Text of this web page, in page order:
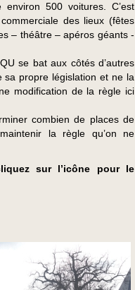
500 voitures. C’est
des lieux (fêtes
– théâtre – apéros géants -
se bat aux côtés d’autres
sa propre législation et ne la
modification de la règle ici
combien de places de
la règle qu’on ne
sur l’icône pour le